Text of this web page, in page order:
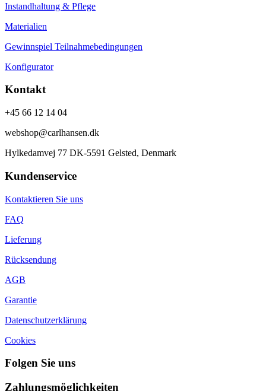
Instandhaltung & Pflege
Materialien
Gewinnspiel Teilnahmebedingungen
Konfigurator
Kontakt
+45 66 12 14 04
webshop@carlhansen.dk
Hylkedamvej 77 DK-5591 Gelsted, Denmark
Kundenservice
Kontaktieren Sie uns
FAQ
Lieferung
Rücksendung
AGB
Garantie
Datenschutzerklärung
Cookies
Folgen Sie uns
Zahlungsmöglichkeiten